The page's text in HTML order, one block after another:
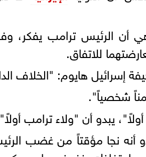
أن الرئيس ترامب يفكر،
للاتفاق.
إسرائيل هايوم: "الخلاف
شخصياً".
يبدو أن "ولاء ترامب
أنه نجا مؤقتاً من غضب